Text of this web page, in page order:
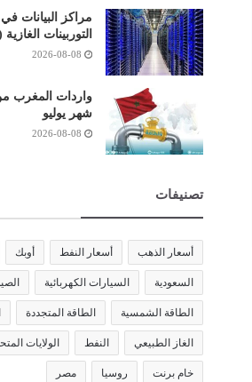
مراكز البيانات
التوربينات
2026-08-08
شهر يوليو
2026-08-08
تصنيفات
أسعار الذهب أسعار النفط أوبك
السعودية السيارات الكهربائية
الطاقة الشمسية الطاقة المتجددة
الغاز الطبيعي النفط الولايات
خام برنت روسيا مصر